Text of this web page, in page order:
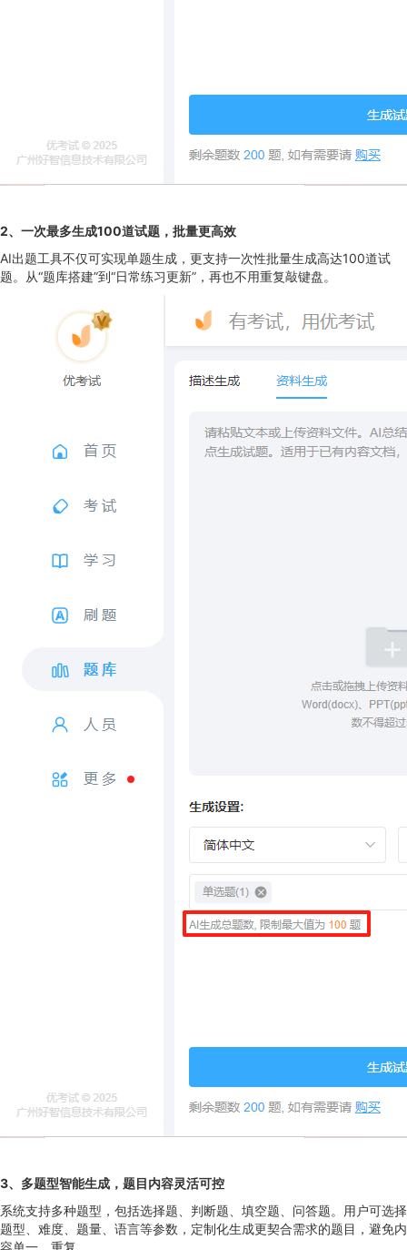
2、 一次最多生成100道试题，批量更高效
AI出题工具不仅可实现单题生成，更支持一次性批量生成高达100道试
题。从“题库搭建”到“日常练习更新”，再也不用重复敲键盘。
3、 多题型智能生成，题目内容灵活可控
系统支持多种题型，包括选择题、判断题、填空题、问答题。用户可选择
题型、难度、题量、语言等参数，定制化生成更契合需求的题目，避免内
容单一、重复。